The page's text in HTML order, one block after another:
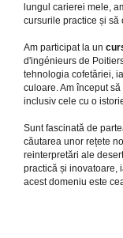
lungul carierei mele,
cursurile practice și să
Am participat la un
d'ingénieurs de
tehnologia cofetăriei,
culoare. Am început
inclusiv cele cu o
Sunt fascinată de
căutarea unor rețete
reinterpretări ale
practică și inovatoare,
acest domeniu este